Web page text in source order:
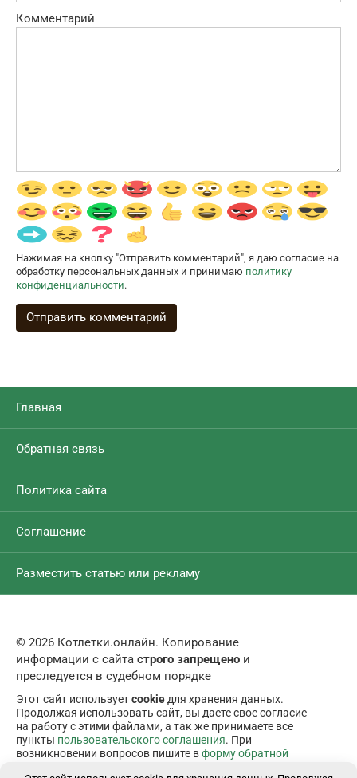
Комментарий
Нажимая на кнопку "Отправить комментарий", я даю согласие на
обработку персональных данных и принимаю политику
конфиденциальности.
Главная
Обратная связь
Политика сайта
Соглашение
Разместить статью или рекламу
© 2026 Котлетки.онлайн. Копирование
информации с сайта строго запрещено и
преследуется в судебном порядке
Этот сайт используетcookieдля хранения данных.
Продолжая использовать сайт, вы даете свое согласие
на работу с этими файлами, а так же принимаете все
пункты пользовательского соглашения. При
возникновении вопросов пишите вформу обратной